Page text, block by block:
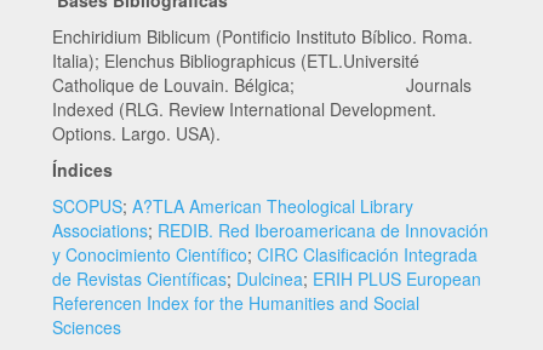
Enchiridium Biblicum (Pontificio Instituto Bíblico. Roma.
Italia); Elenchus Bibliographicus (ETL.Université
Catholique de Louvain. Bélgica; Journals
Indexed (RLG. Review International Development.
Options. Largo. USA).
Índices
SCOPUS; A?TLA American Theological Library
Associations; REDIB. Red Iberoamericana de Innovación
y Conocimiento Científico; CIRC Clasificación Integrada
de Revistas Científicas; Dulcinea; ERIH PLUS European
Referencen Index for the Humanities and Social
Sciences